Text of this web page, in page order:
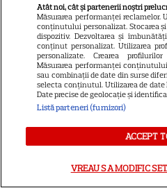
Fiica
nu te
Alinei
Atât noi, cât și partenerii noștri
Măsurarea performanței reclamelor.
conținutului personalizat. Stocarea
dispozitiv. Dezvoltarea și
conținut personalizat. Utilizarea
personalizate. Crearea
Măsurarea performanței
sau combinații de date din surse
selecta conținutul. Utilizarea de
Date precise de geolocație și
Listă parteneri (furnizori)
ACCEPT
VREAU SA MODIFIC